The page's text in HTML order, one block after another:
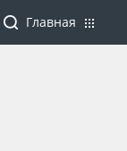
Главная